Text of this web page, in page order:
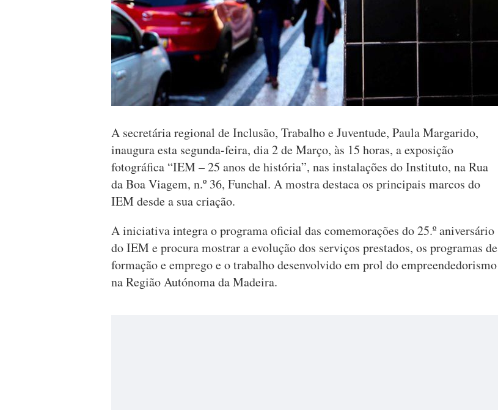
A secretária regional de Inclusão, Trabalho e Juventude, Paula Margarido,
inaugura esta segunda-feira, dia 2 de Março, às 15 horas, a exposição
fotográfica “IEM – 25 anos de história”, nas instalações do Instituto, na Rua
da Boa Viagem, n.º 36, Funchal. A mostra destaca os principais marcos do
IEM desde a sua criação.
A iniciativa integra o programa oficial das comemorações do 25.º aniversário
do IEM e procura mostrar a evolução dos serviços prestados, os programas de
formação e emprego e o trabalho desenvolvido em prol do empreendedorismo
na Região Autónoma da Madeira.